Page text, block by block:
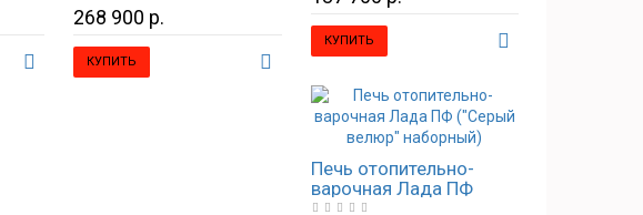
перенесённый
рисунок+Россо
Леванте)
268 900 р.
КУПИТЬ
КУПИТЬ
Печь отопительно-
варочная Лада ПФ
("Серый велюр"